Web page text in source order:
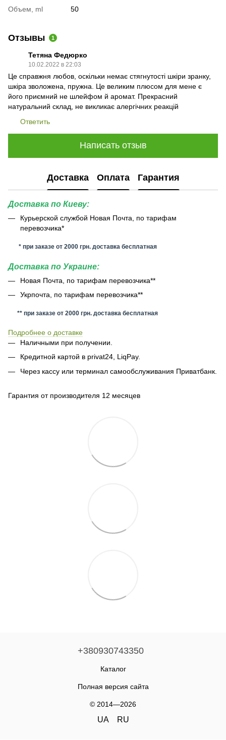
Объем, ml
50
Отзывы 1
Тетяна Федюрко
10.02.2022 в 22:03
Це справжня любов, оскільки немає стягнутості шкіри зранку,
шкіра зволожена, пружна. Це великим плюсом для мене є
його приємний не шлейфом й аромат. Прекрасний
натуральний склад, не викликає алергічних реакцій
Ответить
Написать отзыв
Доставка Оплата Гарантия
Доставка по Киеву:
Курьерской службой Новая Почта, по тарифам
перевозчика*
* при заказе от 2000 грн. доставка бесплатная
Доставка по Украине:
Новая Почта, по тарифам перевозчика**
Укрпочта, по тарифам перевозчика**
** при заказе от 2000 грн. доставка бесплатная
Подробнее о доставке
Наличными при получении.
Кредитной картой в privat24, LiqPay.
Через кассу или терминал самообслуживания Приватбанк.
Гарантия от производителя 12 месяцев
+380930743350
Каталог
Полная версия сайта
© 2014—2026
UA RU